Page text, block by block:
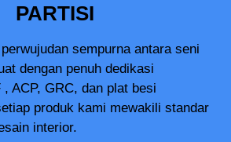
PARTISI
sempurna antara seni
dengan penuh dedikasi
ACP, GRC, dan plat besi
produk kami mewakili standar
interior.